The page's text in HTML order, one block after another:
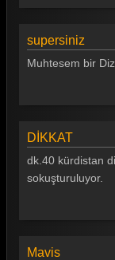
supersiniz
Muhtesem bir
DİKKAT
dk.40 kürdistan
sokuşturuluyor.
Mavis